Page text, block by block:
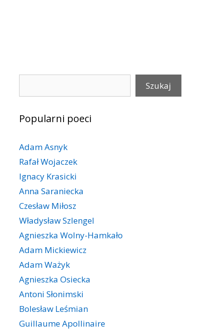
Szukaj
Popularni poeci
Adam Asnyk
Rafał Wojaczek
Ignacy Krasicki
Anna Saraniecka
Czesław Miłosz
Władysław Szlengel
Agnieszka Wolny-Hamkało
Adam Mickiewicz
Adam Ważyk
Agnieszka Osiecka
Antoni Słonimski
Bolesław Leśmian
Guillaume Apollinaire